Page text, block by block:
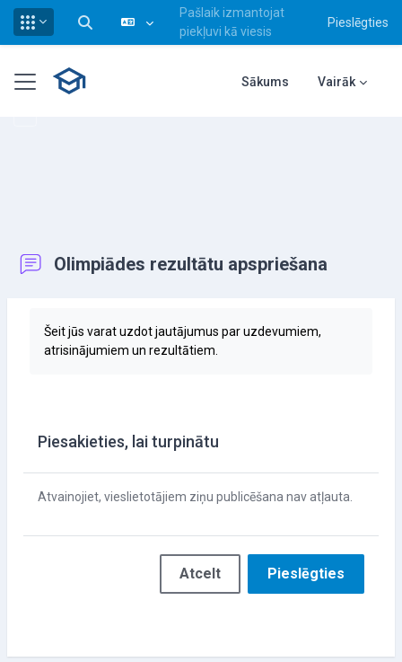
Pārslēgt meklēšanas ievadi
Pašlaik izmantojat
piekļuvi kā viesis
Pieslēgties
Sānu panelis Sākums Vairāk
Olimpiādes rezultātu apspriešana
Šeit jūs varat uzdot jautājumus par uzdevumiem,
atrisinājumiem un rezultātiem.
Piesakieties, lai turpinātu
Atvainojiet, vieslietotājiem ziņu publicēšana nav atļauta.
Atcelt Pieslēgties